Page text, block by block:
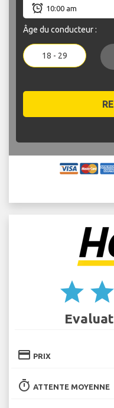
Âge du conducteur :
18 - 29
star star
credit_card PRIX
timer ATTENTE MOYENNE